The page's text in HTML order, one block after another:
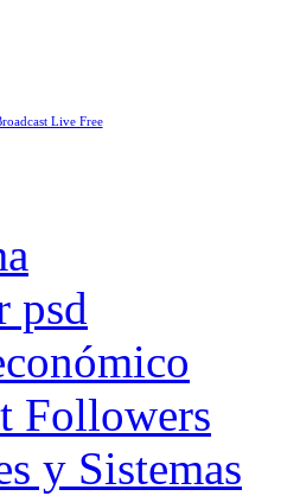
Live Free
psd
Followers
y Sistemas